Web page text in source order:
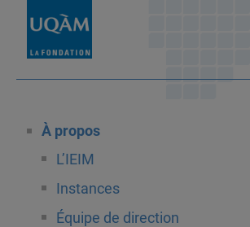
À propos
L’IEIM
Instances
Équipe de direction